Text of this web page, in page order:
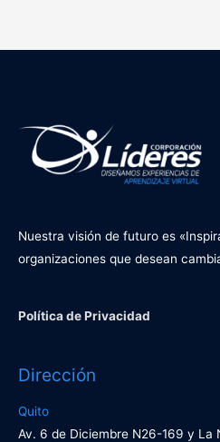
Nuestra visión de futuro es
organizaciones que desean
Política de Privacidad
Dirección
Quito
Av. 6 de Diciembre N26-169 y La